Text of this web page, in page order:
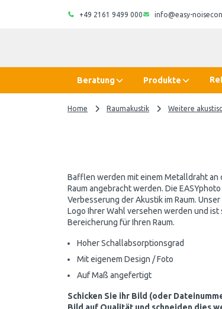
+49 2161 9499 000 info@easy-
Beratung Produkte
Home Raumakustik Weitere
Bafflen werden mit einem Metalldraht an
Raum angebracht werden. Die
Verbesserung der Akustik im Raum.
Logo Ihrer Wahl versehen werden und
Bereicherung für Ihren Raum.
Hoher Schallabsorptionsgrad
Mit eigenem Design / Foto
Auf Maß angefertigt
Schicken Sie ihr Bild (oder